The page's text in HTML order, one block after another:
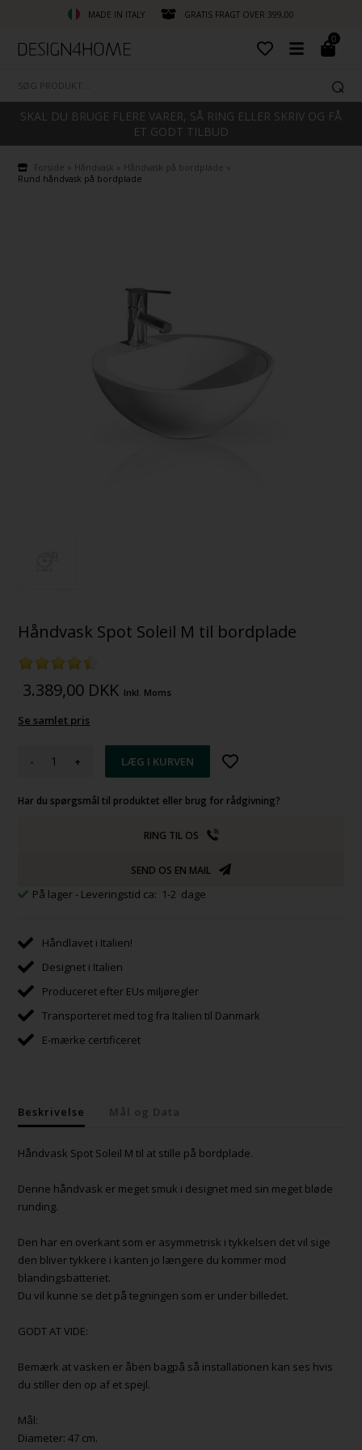
MADE IN ITALY GRATIS FRAGT OVER 399,00
0
SKAL DU BRUGE FLERE VARER, SÅ RING ELLER SKRIV OG FÅ
ET GODT TILBUD
Forside Håndvask Håndvask på bordplade
Rund håndvask på bordplade
Håndvask Spot Soleil M til bordplade
3.389,00 DKK Inkl. Moms
Se samlet pris
- +
Har du spørgsmål til produktet eller brug for rådgivning?
RING TIL OS
SEND OS EN MAIL
På lager - Leveringstid ca: 1-2 dage
Håndlavet i Italien!
Designet i Italien
Produceret efter EUs miljøregler
Transporteret med tog fra Italien til Danmark
E-mærke certificeret
Beskrivelse Mål og Data
Håndvask Spot Soleil M til at stille på bordplade.
Denne håndvask er meget smuk i designet med sin meget bløde
runding.
Den har en overkant som er asymmetrisk i tykkelsen det vil sige
den bliver tykkere i kanten jo længere du kommer mod
blandingsbatteriet.
Du vil kunne se det på tegningen som er under billedet.
GODT AT VIDE:
Bemærk at vasken er åben bagpå så installationen kan ses hvis
du stiller den op af et spejl.
Mål:
Diameter: 47 cm.